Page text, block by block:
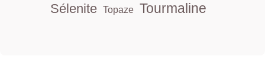
Sélenite Topaze Tourmaline